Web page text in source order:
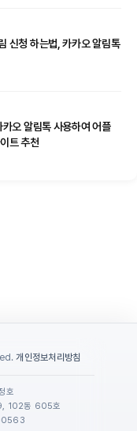
신청 하는법, 카카오 알림톡
오 알림톡 사용하여 어플
트 추천
개인정보처리방침
호
102동 605호